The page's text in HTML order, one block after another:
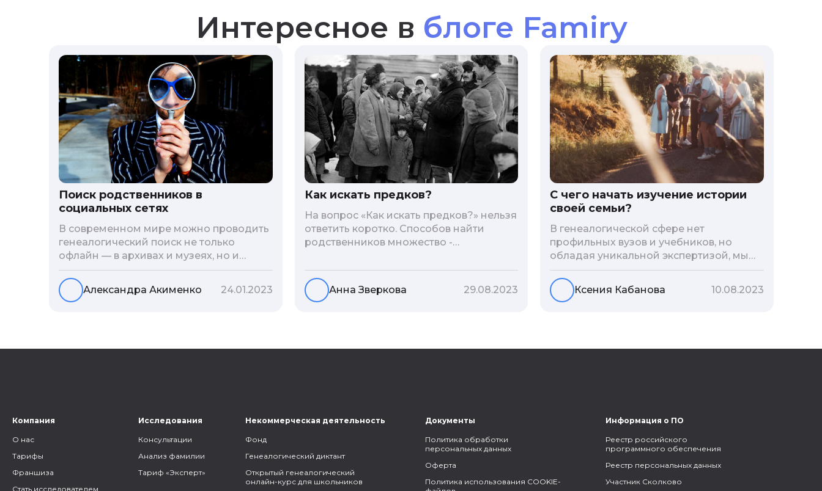
Интересное в блоге Famiry
Поиск родственников в
социальных сетях
В современном мире можно проводить
генеалогический поиск не только
офлайн — в архивах и музеях, но и
воспользоваться интернетом. Сегодня
мы расскажем вам как и в каких
социальных сетях можно провести
то, как грамотно построить с ними
Александра Акименко 24.01.2023
Как искать предков?
На вопрос «Как искать предков?» нельзя
ответить коротко. Способов найти
родственников множество -
социальные сети, ДНК-тесты, онлайн-
базы. Именно поэтому мы сделали для
вас подборку лучших статей блога
Анна Зверкова 29.08.2023
С чего начать изучение истории
своей семьи?
В генеалогической сфере нет
профильных вузов и учебников, но
обладая уникальной экспертизой, мы
разработали авторскую методологию
проведения архивно-генеалогических
исследований, ее мы закладываем и
Ксения Кабанова 10.08.2023
Компания
О нас
Тарифы
Франшиза
Стать исследователем
Исследования
Консультации
Анализ фамилии
Тариф «Эксперт»
Некоммерческая деятельность
Фонд
Генеалогический диктант
Открытый генеалогический
онлайн-курс для школьников
Документы
Политика обработки
персональных данных
Оферта
Политика использования COOKIE-
Информация о ПО
Реестр российского
программного обеспечения
Реестр персональных данных
Участник Сколково